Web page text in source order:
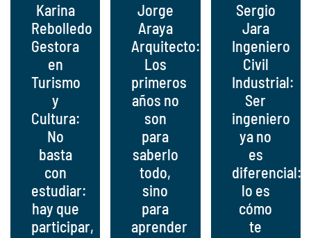
Karina
Rebolledo
Gestora
en
Turismo
y
Cultura:
No
basta
con
estudiar:
hay que
participar,
Jorge
Araya
Arquitecto:
Los
primeros
años no
son
para
saberlo
todo,
sino
para
aprender
Sergio
Jara
Ingeniero
Civil
Industrial:
Ser
ingeniero
ya no
es
diferencial:
lo es
cómo
te